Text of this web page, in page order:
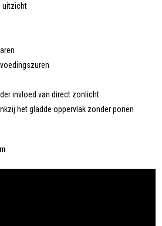
uitzicht
invloed van direct zonlicht
het gladde oppervlak zonder poriën